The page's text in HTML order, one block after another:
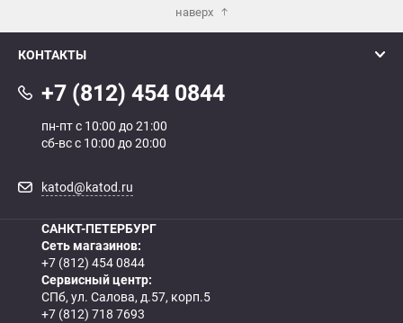
наверх
КОНТАКТЫ
+7 (812) 454 0844
пн-пт с 10:00 до 21:00
сб-вс с 10:00 до 20:00
katod@katod.ru
САНКТ-ПЕТЕРБУРГ
Сеть магазинов:
+7 (812) 454 0844
Сервисный центр:
СПб, ул. Салова, д.57, корп.5
+7 (812) 718 7693